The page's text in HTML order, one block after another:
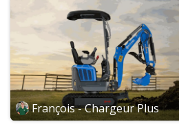
François - Chargeur Plus